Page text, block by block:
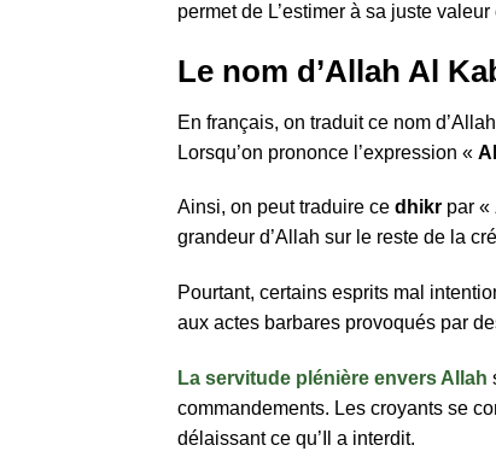
permet de L’estimer à sa juste valeur
Le nom d’Allah Al
En français, on traduit ce nom
Lorsqu’on prononce l’expression «
Ainsi, on peut traduire ce dhikr par «
grandeur d’Allah sur le reste de la
Pourtant, certains esprits mal
aux actes barbares provoqués par
La servitude plénière envers Allah
commandements. Les croyants se
délaissant ce qu’Il a interdit.